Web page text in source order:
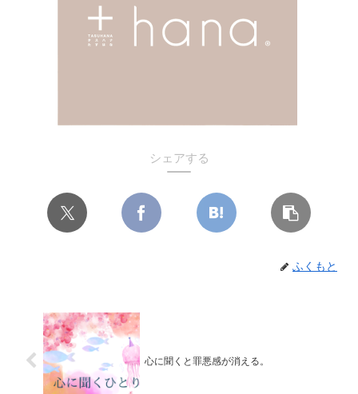
シェアする
ふくもと
心に聞くと罪悪感が消える。